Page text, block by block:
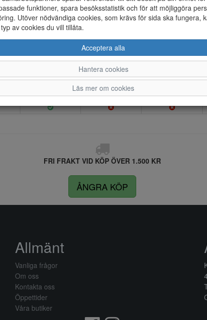
36 37 38
FRI FRAKT VID KÖP ÖVER 1.500 KR
ÅNGRA KÖP
funktioner, spara besöksstatistik och för att möjliggöra
Utöver nödvändiga cookies, som krävs för sida ska fungera,
av cookies du vill tillåta.
Acceptera alla
Hantera cookies
Läs mer om cookies
Allmänt
Vanliga frågor
Om oss
Kontakta oss
Öppettider
Våra butiker